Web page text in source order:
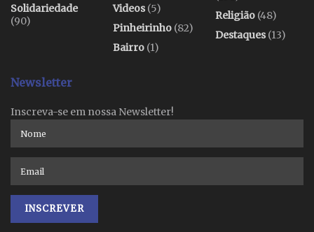
Solidariedade
(90)
Videos(5)
Pinheirinho (82)
Bairro (1)
Religião (48)
Destaques(13)
Newsletter
Inscreva-se em nossa Newsletter!